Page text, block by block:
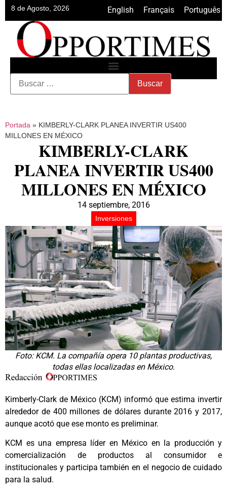
8 de Agosto, 2026 English Français Português
Portada » KIMBERLY-CLARK PLANEA INVERTIR US400
MILLONES EN MÉXICO
KIMBERLY-CLARK
PLANEA INVERTIR US400
MILLONES EN MÉXICO
14 septiembre, 2016
Inversiones
Foto: KCM. La compañía opera 10 plantas productivas,
todas ellas localizadas en México.
Kimberly-Clark de México (KCM) informó que estima invertir
alrededor de 400 millones de dólares durante 2016 y 2017,
aunque acotó que ese monto es preliminar.
KCM es una empresa líder en México en la producción y
comercialización de productos al consumidor e
institucionales y participa también en el negocio de cuidado
para la salud.